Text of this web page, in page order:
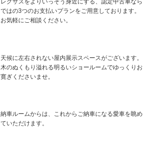
レクサスをよりいっそう身近にする、認定中古車なら
ではの3つのお支払いプランをご用意しております。
お気軽にご相談ください。
天候に左右されない屋内展示スペースがございます。
木のぬくもり溢れる明るいショールームでゆっくりお
寛ぎくださいませ。
納車ルームからは、これからご納車になる愛車を眺め
ていただけます。